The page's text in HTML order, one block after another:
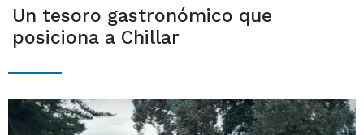
Un tesoro gastronómico que
posiciona a Chillar